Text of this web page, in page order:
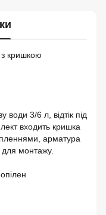
кришкою
3/6 л, відтік під
входить кришка
арматура
для монтажу.